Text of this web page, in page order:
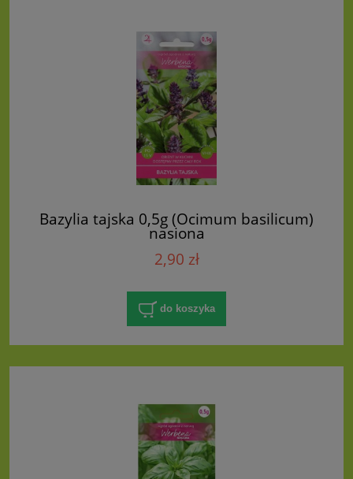
Bazylia tajska 0,5g (Ocimum basilicum)
nasiona
2,90 zł
do koszyka